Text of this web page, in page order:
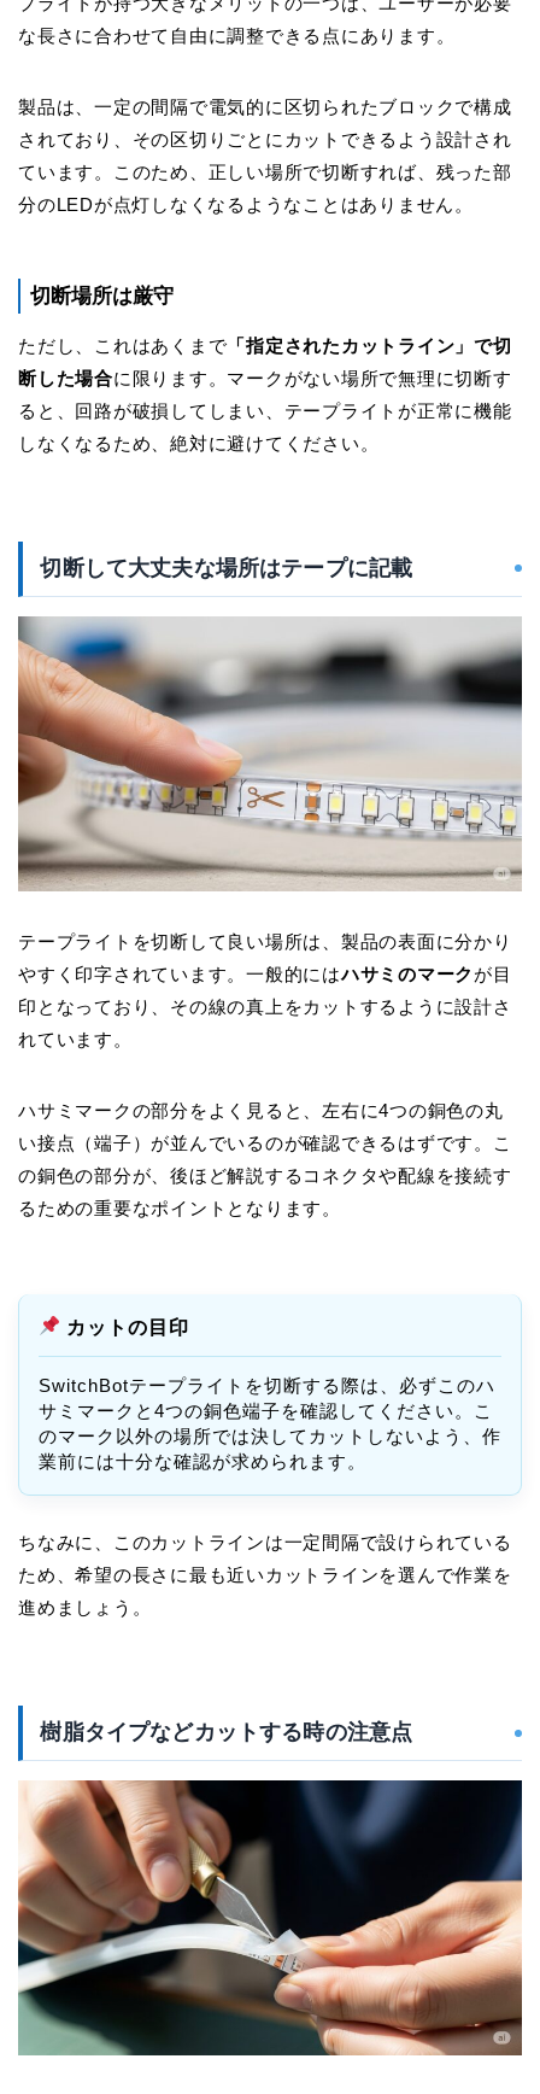
な長さに合わせて自由に調整できる点にあります。
製品は、一定の間隔で電気的に区切られたブロックで構成
されており、その区切りごとにカットできるよう設計され
ています。このため、正しい場所で切断すれば、残った部
分のLEDが点灯しなくなるようなことはありません。
切断場所は厳守
ただし、これはあくまで 「指定されたカットライン」で切
断した場合に限ります。マークがない場所で無理に切断す
ると、回路が破損してしまい、テープライトが正常に機能
しなくなるため、絶対に避けてください。
切断して大丈夫な場所はテープに記載
テープライトを切断して良い場所は、製品の表面に分かり
やすく印字されています。一般的にはハサミのマーク が目
印となっており、その線の真上をカットするように設計さ
れています。
ハサミマークの部分をよく見ると、左右に4つの銅色の丸
い接点（端子）が並んでいるのが確認できるはずです。こ
の銅色の部分が、後ほど解説するコネクタや配線を接続す
るための重要なポイントとなります。
カットの目印
SwitchBotテープライトを切断する際は、必ずこのハ
サミマークと4つの銅色端子を確認してください。こ
のマーク以外の場所では決してカットしないよう、作
業前には十分な確認が求められます。
ちなみに、このカットラインは一定間隔で設けられている
ため、希望の長さに最も近いカットラインを選んで作業を
進めましょう。
樹脂タイプなどカットする時の注意点